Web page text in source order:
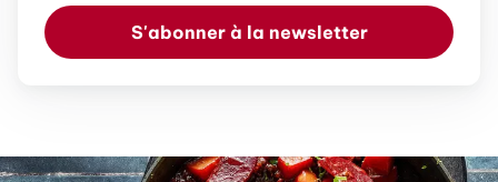
S'abonner à la newsletter